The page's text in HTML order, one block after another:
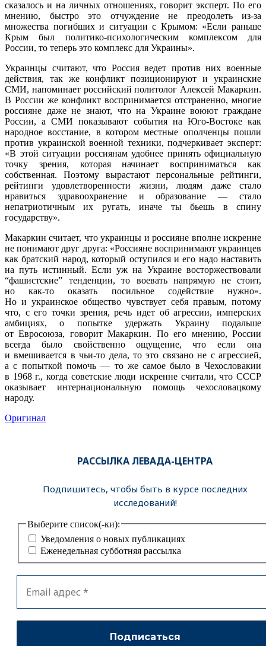
сказалось и на личных отношениях, говорит эксперт. По его
мнению, быстро это отчуждение не преодолеть из-за
множества погибших и ситуации с Крымом: «Если раньше
Крым был политико-психологическим комплексом для
России, то теперь это комплекс для Украины».
Украинцы считают, что Россия ведет против них военные
действия, так же конфликт позиционируют и украинские
СМИ, напоминает российский политолог Алексей Макаркин.
В России же конфликт воспринимается отстраненно, многие
россияне даже не знают, что на Украине воюют граждане
России, а СМИ показывают события на Юго-Востоке как
народное восстание, в котором местные ополченцы пошли
против украинской военной техники, подчеркивает эксперт:
«В этой ситуации россиянам удобнее принять официальную
точку зрения, которая начинает восприниматься как
собственная. Поэтому вырастают персональные рейтинги,
рейтинги удовлетворенности жизни, людям даже стало
нравиться здравоохранение и образование — стало
непатриотичным их ругать, иначе ты бьешь в спину
государству».
Макаркин считает, что украинцы и россияне вполне искренне
не понимают друг друга: «Россияне воспринимают украинцев
как братский народ, который оступился и его надо наставить
на путь истинный. Если уж на Украине восторжествовали
“фашистские” тенденции, то воевать напрямую не стоит,
но как-то оказать посильное содействие нужно».
Но и украинское общество чувствует себя правым, потому
что, с его точки зрения, речь идет об агрессии, имперских
амбициях, о попытке удержать Украину подальше
от Евросоюза, говорит Макаркин. По его мнению, России
всегда было свойственно ощущение, что если она
и вмешивается в чьи-то дела, то это связано не с агрессией,
а с попыткой помочь — то же самое было в Чехословакии
в 1968 г., когда советские люди искренне считали, что СССР
оказывает интернациональную помощь чехословацкому
народу.
Оригинал
РАССЫЛКА ЛЕВАДА-ЦЕНТРА
Подпишитесь, чтобы быть в курсе последних
исследований!
Выберите список(-ки):
Уведомления о новых публикациях
Еженедельная субботняя рассылка